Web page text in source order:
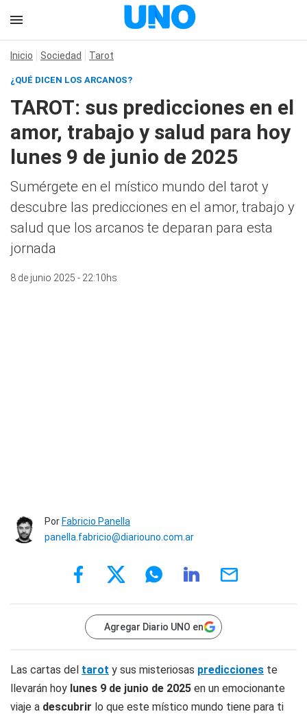
Inicio Sociedad Tarot
¿QUÉ DICEN LOS ARCANOS?
TAROT: sus predicciones en el
amor, trabajo y salud para hoy
lunes 9 de junio de 2025
Sumérgete en el místico mundo del tarot y
descubre las predicciones en el amor, trabajo y
salud que los arcanos te deparan para esta
jornada
8 de junio 2025 - 22:10hs
Por Fabricio Panella
panella.fabricio@diariouno.com.ar
Agregar Diario UNO en
Las cartas del tarot y sus misteriosas predicciones te
llevarán hoy lunes 9 de junio de 2025 en un emocionante
viaje a descubrir lo que este místico mundo tiene para ti